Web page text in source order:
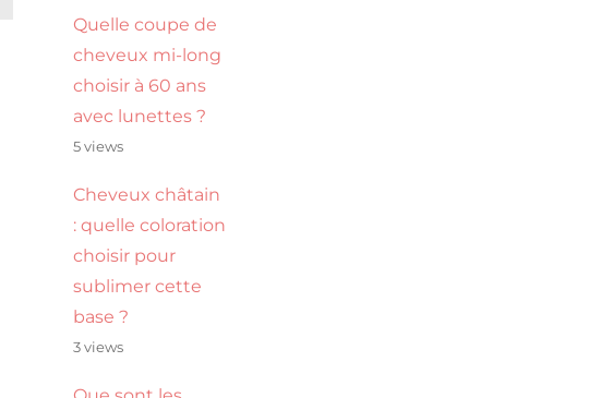
Quelle coupe de
cheveux mi-long
choisir à 60 ans
avec lunettes ?
5 views
Cheveux châtain
: quelle coloration
choisir pour
sublimer cette
base ?
3 views